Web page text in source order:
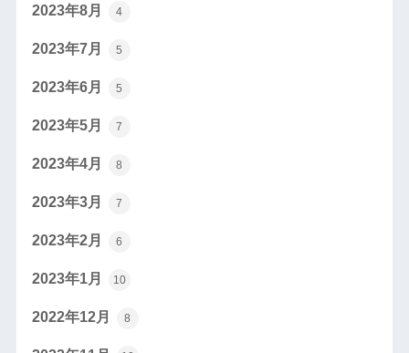
2023年8月 4
2023年7月 5
2023年6月 5
2023年5月 7
2023年4月 8
2023年3月 7
2023年2月 6
2023年1月 10
2022年12月 8